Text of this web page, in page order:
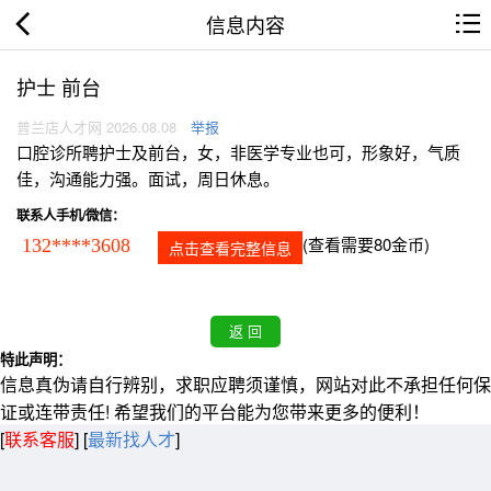
信息内容
护士 前台
普兰店人才网 2026.08.08 举报
口腔诊所聘护士及前台，女，非医学专业也可，形象好，气质
佳，沟通能力强。面试，周日休息。
联系人手机/微信：
132****3608 点击查看完整信息 (查看需要80金币)
特此声明：
信息真伪请自行辨别，求职应聘须谨慎，网站对此不承担任何保
证或连带责任! 希望我们的平台能为您带来更多的便利！
[联系客服] [最新找人才]